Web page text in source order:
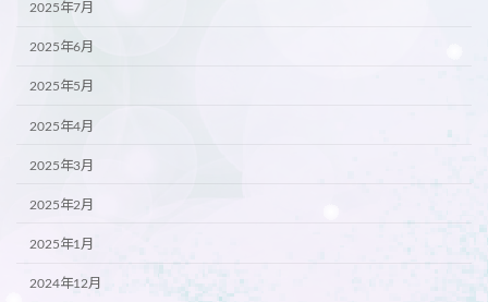
2025年7月
2025年6月
2025年5月
2025年4月
2025年3月
2025年2月
2025年1月
2024年12月